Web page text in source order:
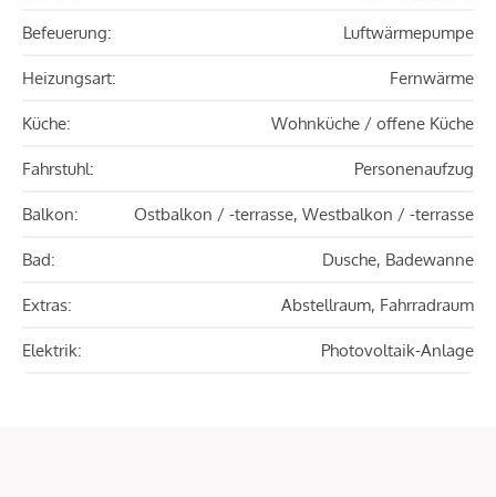
Befeuerung: Luftwärmepumpe
Heizungsart: Fernwärme
Küche: Wohnküche / offene Küche
Fahrstuhl: Personenaufzug
Balkon: Ostbalkon / -terrasse, Westbalkon / -terrasse
Bad: Dusche, Badewanne
Extras: Abstellraum, Fahrradraum
Elektrik: Photovoltaik-Anlage